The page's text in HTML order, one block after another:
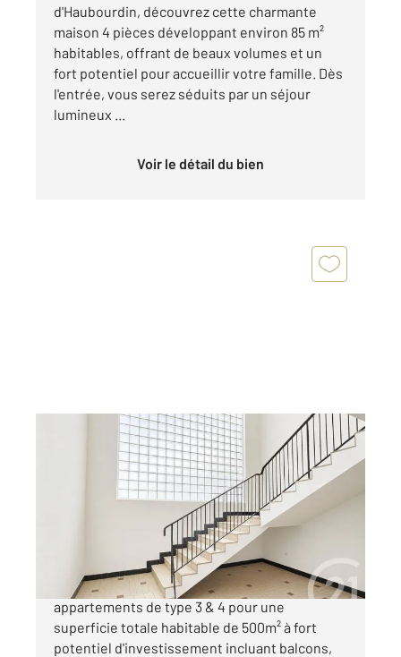
d'Haubourdin, découvrez cette charmante
maison 4 pièces développant environ 85 m²
habitables, offrant de beaux volumes et un
fort potentiel pour accueillir votre famille. Dès
l'entrée, vous serez séduits par un séjour
lumineux ...
Voir le détail du bien
HAUBOURDIN 59
Immeuble à vendre
1 102 500 €
Immeuble de rapport Ensemble de 7
appartements de type 3 & 4 pour une
superficie totale habitable de 500m² à fort
potentiel d'investissement incluant balcons,